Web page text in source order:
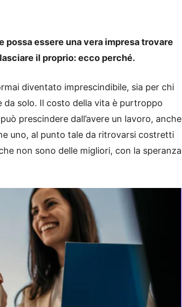
possa essere una vera impresa trovare
il proprio: ecco perché.
diventato imprescindibile, sia per chi
da solo. Il costo della vita è purtroppo
prescindere dall’avere un lavoro, anche
uno, al punto tale da ritrovarsi costretti
non sono delle migliori, con la speranza